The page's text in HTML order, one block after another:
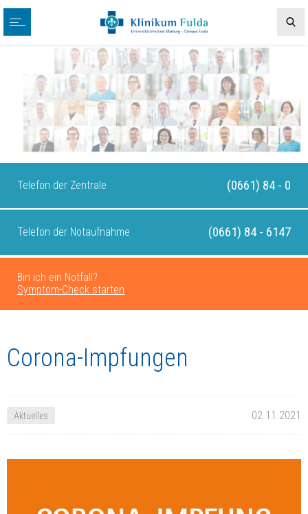
Telefon der Zentrale (0661) 84 - 0
Telefon der Notaufnahme (0661) 84 - 6147
Bin ich ein Notfall?
Symptom-Check starten
Corona-Impfungen
Aktuelles 02.11.2021